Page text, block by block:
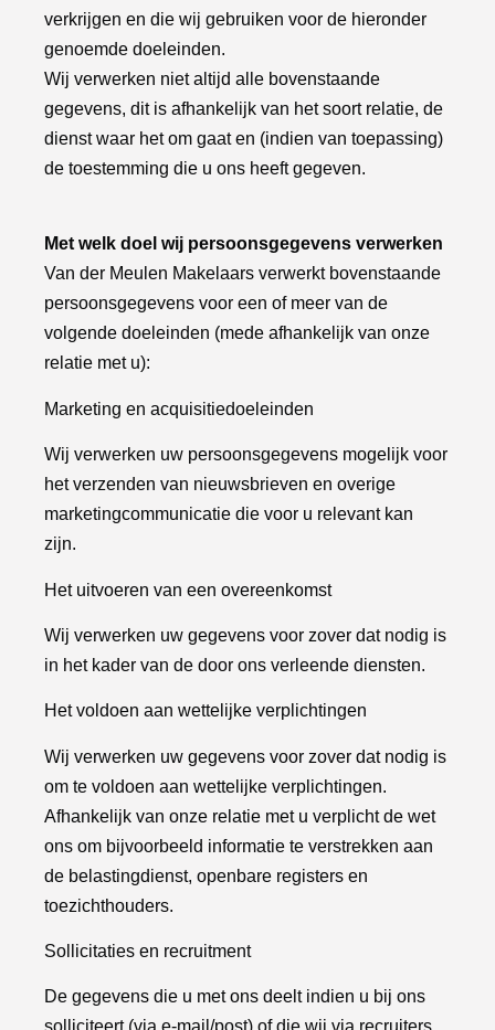
verkrijgen en die wij gebruiken voor de hieronder
genoemde doeleinden.
Wij verwerken niet altijd alle bovenstaande
gegevens, dit is afhankelijk van het soort relatie, de
dienst waar het om gaat en (indien van toepassing)
de toestemming die u ons heeft gegeven.
Met welk doel wij persoonsgegevens verwerken
Van der Meulen Makelaars verwerkt bovenstaande
persoonsgegevens voor een of meer van de
volgende doeleinden (mede afhankelijk van onze
relatie met u):
Marketing en acquisitiedoeleinden
Wij verwerken uw persoonsgegevens mogelijk voor
het verzenden van nieuwsbrieven en overige
marketingcommunicatie die voor u relevant kan
zijn.
Het uitvoeren van een overeenkomst
Wij verwerken uw gegevens voor zover dat nodig is
in het kader van de door ons verleende diensten.
Het voldoen aan wettelijke verplichtingen
Wij verwerken uw gegevens voor zover dat nodig is
om te voldoen aan wettelijke verplichtingen.
Afhankelijk van onze relatie met u verplicht de wet
ons om bijvoorbeeld informatie te verstrekken aan
de belastingdienst, openbare registers en
toezichthouders.
Sollicitaties en recruitment
De gegevens die u met ons deelt indien u bij ons